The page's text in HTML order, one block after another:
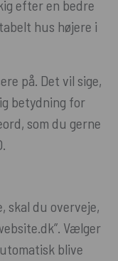
efter en bedre
hus højere i
på. Det vil sige,
betydning for
som du gerne
skal du overveje,
Vælger
blive